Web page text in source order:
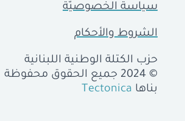
سياسة الخصوصيّة
الشروط والأحكام
حزب الكتلة الوطنية اللبنانية
© 2024 جميع الحقوق محفوظة
بناها Tectonica